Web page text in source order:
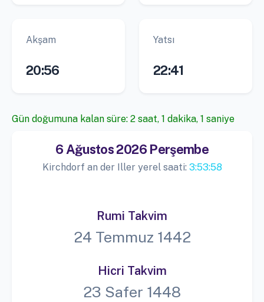
Akşam
20:56
Yatsı
22:41
Gün doğumuna kalan süre: 2 saat, 1 dakika, 0 saniye
6 Ağustos 2026 Perşembe
Kirchdorf an der Iller yerel saati: 3:53:59
Rumi Takvim
24 Temmuz 1442
Hicri Takvim
23 Safer 1448